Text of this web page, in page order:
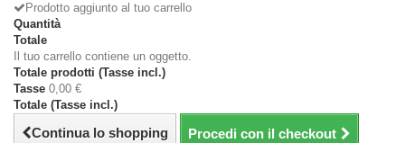
Prodotto aggiunto al tuo carrello
Quantità
Totale
Il tuo carrello contiene un oggetto.
Totale prodotti (Tasse incl.)
Tasse 0,00 €
Totale (Tasse incl.)
Continua lo shopping Procedi con il checkout